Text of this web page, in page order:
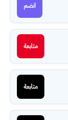
انضم
متابعة
متابعة